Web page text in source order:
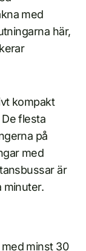
med
här,
kompakt
flesta
på
med
är
minuter.
minst 30